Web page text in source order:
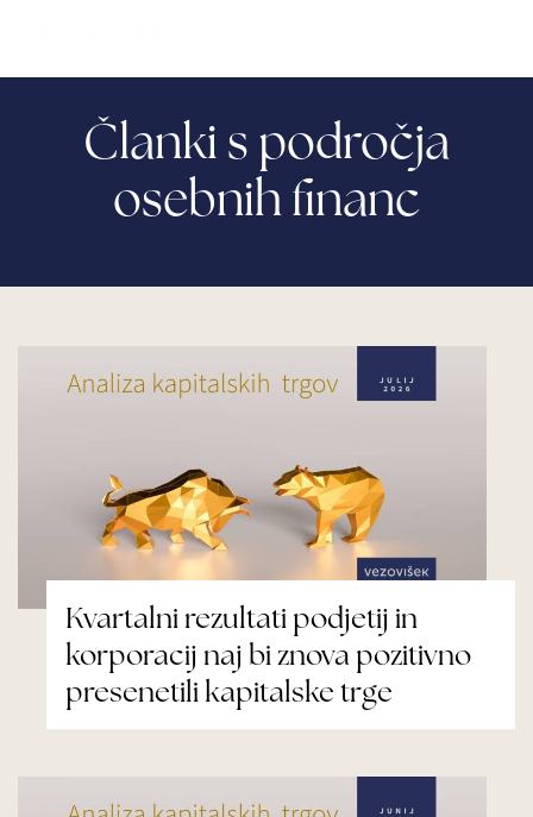
Članki s področja
osebnih financ
Kvartalni rezultati podjetij in
korporacij naj bi znova pozitivno
presenetili kapitalske trge